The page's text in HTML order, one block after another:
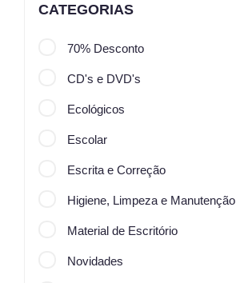
CATEGORIAS
70% Desconto
CD's e DVD's
Ecológicos
Escolar
Escrita e Correção
Higiene, Limpeza e Manutenção
Material de Escritório
Novidades